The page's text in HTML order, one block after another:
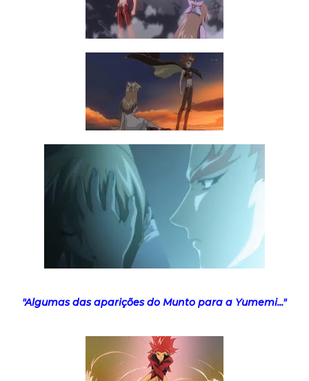
"Algumas das aparições do Munto para a Yumemi..."